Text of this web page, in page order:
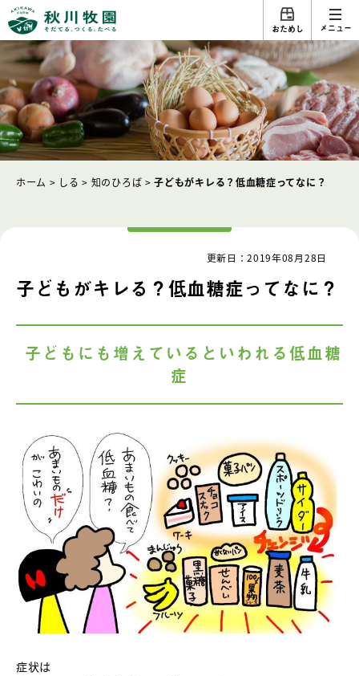
おためし メニュー
ホーム > しる > 知のひろば >子どもがキレる？低血糖症ってなに？
更新日：2019年08月28日
子どもがキレる？低血糖症ってなに？
子どもにも増えているといわれる低血糖
症
症状は